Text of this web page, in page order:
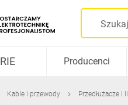
Producenci
Kable i przewody Przedłużacze i